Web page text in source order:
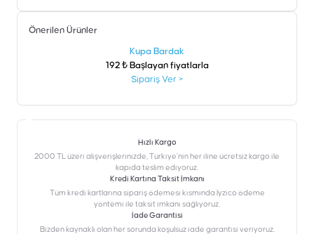
Önerilen Ürünler
Kupa Bardak
192 ₺ Başlayan fiyatlarla
Sipariş Ver >
Hızlı Kargo
2000 TL üzeri alışverişlerinizde, Türkiye’nin her iline ücretsiz kargo ile
kapıda teslim ediyoruz.
Kredi Kartına Taksit İmkanı
‎Tüm kredi kartlarına sipariş ödemesi kısmında İyzico ödeme
yöntemi ile taksit imkanı sağlıyoruz.
İade Garantisi
Bizden kaynaklı olan her sorunda koşulsuz iade garantisi veriyoruz.